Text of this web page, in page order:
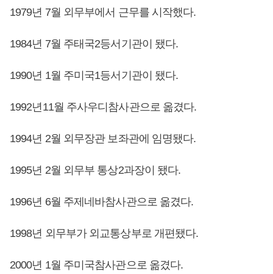
1979년 7월 외무부에서 근무를 시작했다.
1984년 7월 주태국2등서기관이 됐다.
1990년 1월 주미국1등서기관이 됐다.
1992년11월 주사우디참사관으로 옮겼다.
1994년 2월 외무장관 보좌관에 임명됐다.
1995년 2월 외무부 통상2과장이 됐다.
1996년 6월 주제네바참사관으로 옮겼다.
1998년 외무부가 외교통상부로 개편됐다.
2000년 1월 주미국참사관으로 옮겼다.